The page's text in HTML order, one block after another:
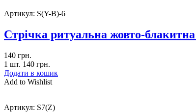
Артикул: S(Y-B)-6
Стрічка ритуальна жовто-
140 грн.
1 шт. 140 грн.
Додати в кошик
Add to Wishlist
Артикул: S7(Z)